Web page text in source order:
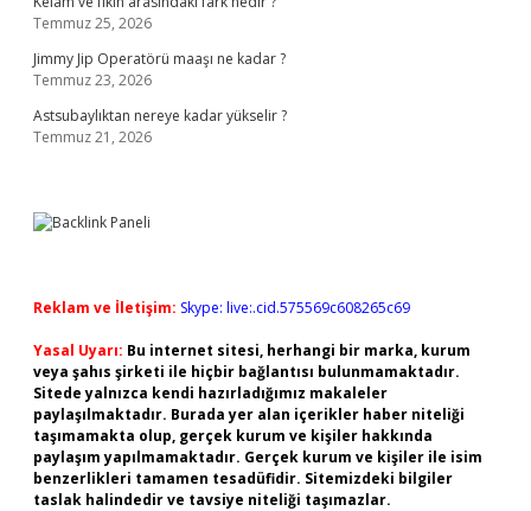
Temmuz 25, 2026
Jimmy Jip Operatörü maaşı ne kadar ?
Temmuz 23, 2026
Astsubaylıktan nereye kadar yükselir ?
Temmuz 21, 2026
Reklam ve İletişim: Skype: live:.cid.575569c608265c69
Yasal Uyarı: Bu internet sitesi, herhangi bir marka, kurum
veya şahıs şirketi ile hiçbir bağlantısı bulunmamaktadır.
Sitede yalnızca kendi hazırladığımız makaleler
paylaşılmaktadır. Burada yer alan içerikler haber niteliği
taşımamakta olup, gerçek kurum ve kişiler hakkında
paylaşım yapılmamaktadır. Gerçek kurum ve kişiler ile isim
benzerlikleri tamamen tesadüfidir. Sitemizdeki bilgiler
taslak halindedir ve tavsiye niteliği taşımazlar.